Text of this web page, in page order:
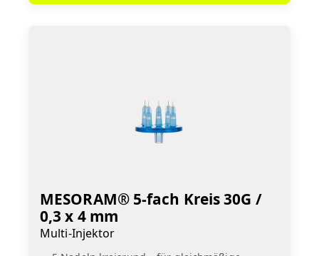
MESORAM® 5-fach Kreis 30G /
0,3 x 4 mm
Multi-Injektor